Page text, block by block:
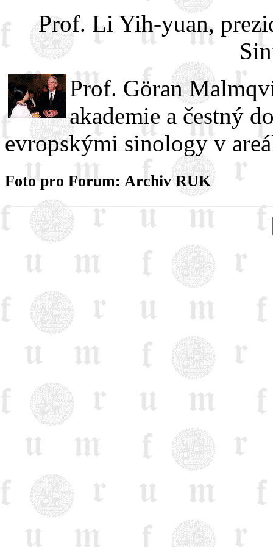
Prof. Li Yih-yuan,
Prof. Göran
akademie a čestný
evropskými sinology v
Foto pro Forum: Archiv RUK